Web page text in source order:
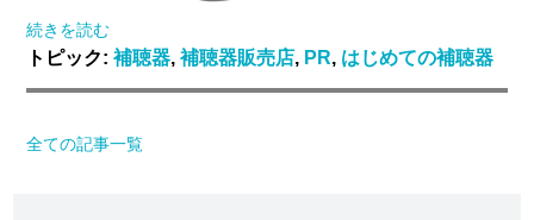
続きを読む
トピック: 補聴器, 補聴器販売店, PR, はじめての補聴器
全ての記事一覧